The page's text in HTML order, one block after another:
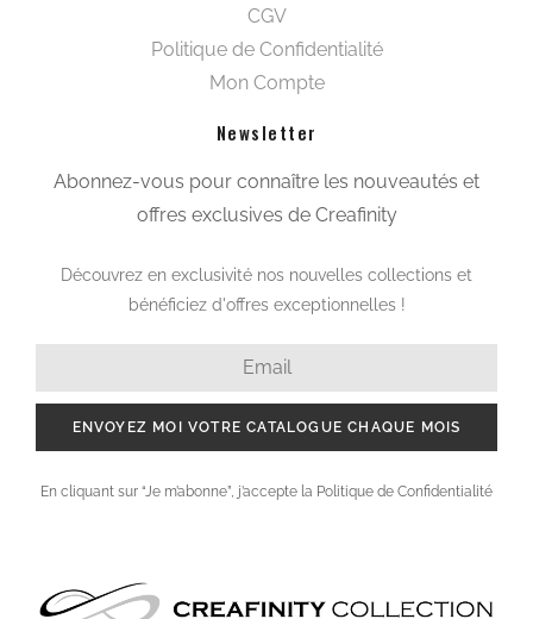
CGV
Politique de Confidentialité
Mon Compte
Newsletter
Abonnez-vous pour connaître les nouveautés et
offres exclusives de Creafinity
Découvrez en exclusivité nos nouvelles collections et
bénéficiez d'offres exceptionnelles !
ENVOYEZ MOI VOTRE CATALOGUE CHAQUE MOIS
En cliquant sur “Je m’abonne”, j’accepte la Politique de Confidentialité